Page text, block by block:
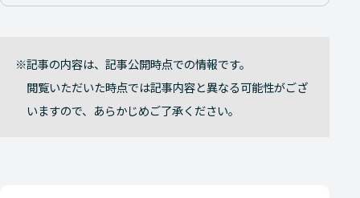
記事の内容は、記事公開時点での情報です。
閲覧いただいた時点では記事内容と異なる可能性がござ
いますので、あらかじめご了承ください。